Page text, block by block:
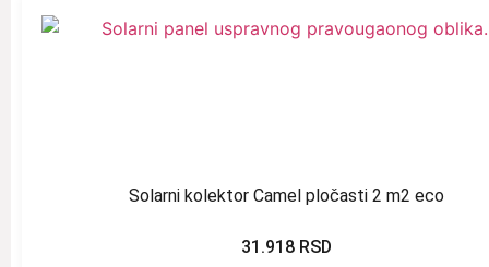
Solarni kolektor Camel pločasti 2 m2 eco
31.918 RSD